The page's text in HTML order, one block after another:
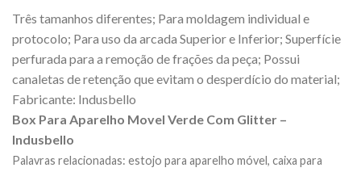
Três tamanhos diferentes; Para moldagem individual e
protocolo; Para uso da arcada Superior e Inferior; Superfície
perfurada para a remoção de frações da peça; Possui
canaletas de retenção que evitam o desperdício do material;
Fabricante: Indusbello
Box Para Aparelho Movel Verde Com Glitter –
Indusbello
Palavras relacionadas: estojo para aparelho móvel, caixa para